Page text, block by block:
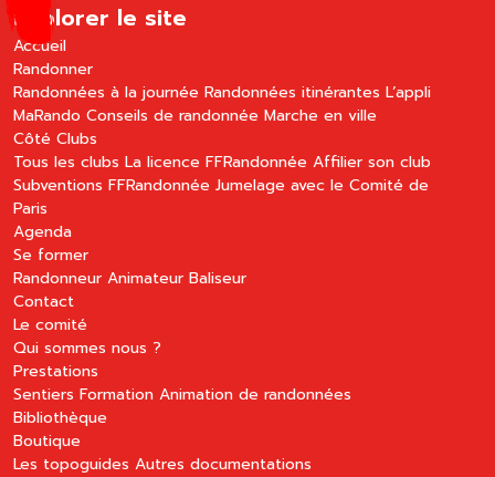
Explorer le site
Accueil
Randonner
Randonnées à la journée Randonnées itinérantes L’appli
MaRando Conseils de randonnée Marche en ville
Côté Clubs
Tous les clubs La licence FFRandonnée Affilier son club
Subventions FFRandonnée Jumelage avec le Comité de
Paris
Agenda
Se former
Randonneur Animateur Baliseur
Contact
Le comité
Qui sommes nous ?
Prestations
Sentiers Formation Animation de randonnées
Bibliothèque
Boutique
Les topoguides Autres documentations